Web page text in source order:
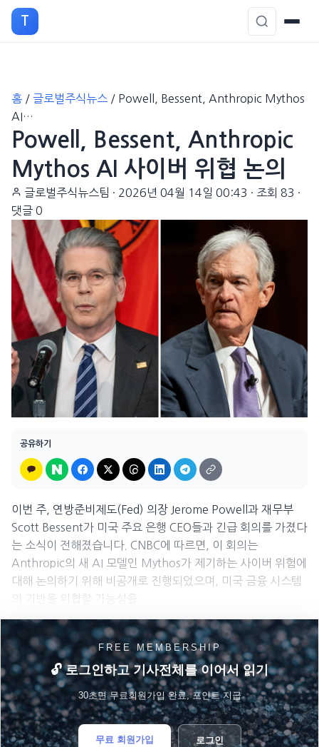
T
홈 / 글로벌주식뉴스 / Powell, Bessent, Anthropic Mythos
AI…
Powell, Bessent, Anthropic
Mythos AI 사이버 위협 논의
글로벌주식뉴스팀 · 2026년 04월 14일 00:43 · 조회 83 ·
댓글 0
공유하기
이번 주, 연방준비제도(Fed) 의장 Jerome Powell과 재무부
Scott Bessent가 미국 주요 은행 CEO들과 긴급 회의를 가졌다
는 소식이 전해졌습니다. CNBC에 따르면, 이 회의는
Anthropic의 새 AI 모델인 Mythos가 제기하는 사이버 위험에
대해 논의하기 위해 비공개로 진행되었으며, 미국 금융 시스템
의 기반을 위협할 가능성을 ...
FREE MEMBERSHIP
🔓 로그인하고 기사전체를 이어서 읽기
30초면 무료회원가입 완료, 포인트 지급
무료 회원가입 로그인